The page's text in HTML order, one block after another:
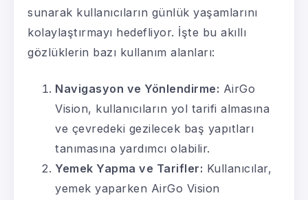
sunarak kullanıcıların günlük yaşamlarını
kolaylaştırmayı hedefliyor. İşte bu akıllı
gözlüklerin bazı kullanım alanları:
Navigasyon ve Yönlendirme: AirGo
Vision, kullanıcıların yol tarifi almasına
ve çevredeki gezilecek baş yapıtları
tanımasına yardımcı olabilir.
Yemek Yapma ve Tarifler: Kullanıcılar,
yemek yaparken AirGo Vision